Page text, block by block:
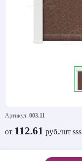
Артикул: 003.11
от 112.61 руб./шт sss